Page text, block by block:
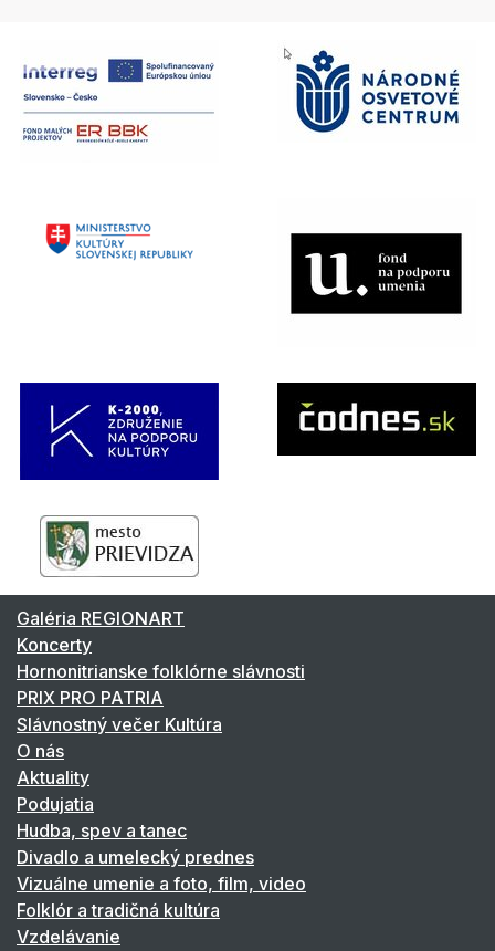
Galéria REGIONART
Koncerty
Hornonitrianske folklórne slávnosti
PRIX PRO PATRIA
Slávnostný večer Kultúra
O nás
Aktuality
Podujatia
Hudba, spev a tanec
Divadlo a umelecký prednes
Vizuálne umenie a foto, film, video
Folklór a tradičná kultúra
Vzdelávanie